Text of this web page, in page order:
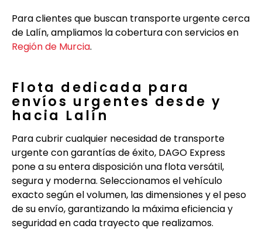
Para clientes que buscan transporte urgente cerca
de Lalín, ampliamos la cobertura con servicios en
Región de Murcia.
Flota dedicada para
envíos urgentes desde y
hacia Lalín
Para cubrir cualquier necesidad de transporte
urgente con garantías de éxito, DAGO Express
pone a su entera disposición una flota versátil,
segura y moderna. Seleccionamos el vehículo
exacto según el volumen, las dimensiones y el peso
de su envío, garantizando la máxima eficiencia y
seguridad en cada trayecto que realizamos.